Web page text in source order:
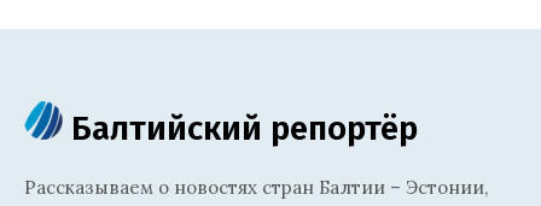
Балтийский репортёр
Рассказываем о новостях стран Балтии – Эстонии,